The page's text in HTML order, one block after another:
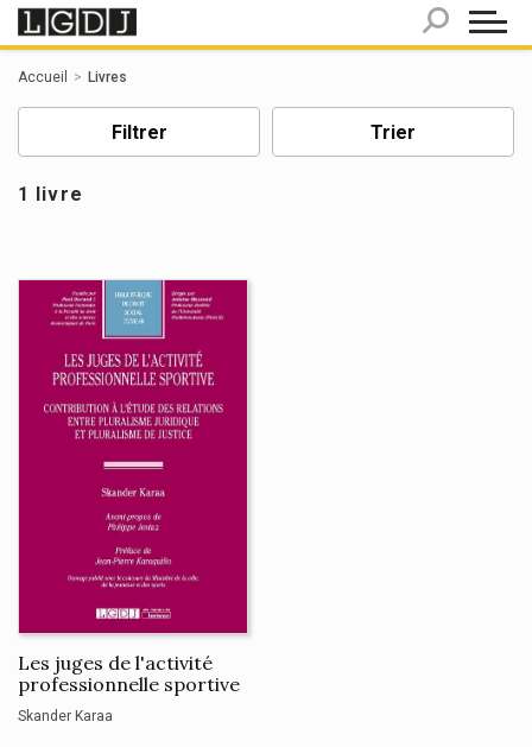
Accueil Livres
Filtrer Trier
1 livre
Les juges de l'activité
professionnelle sportive
Skander Karaa
Panneau de gestion des cookies